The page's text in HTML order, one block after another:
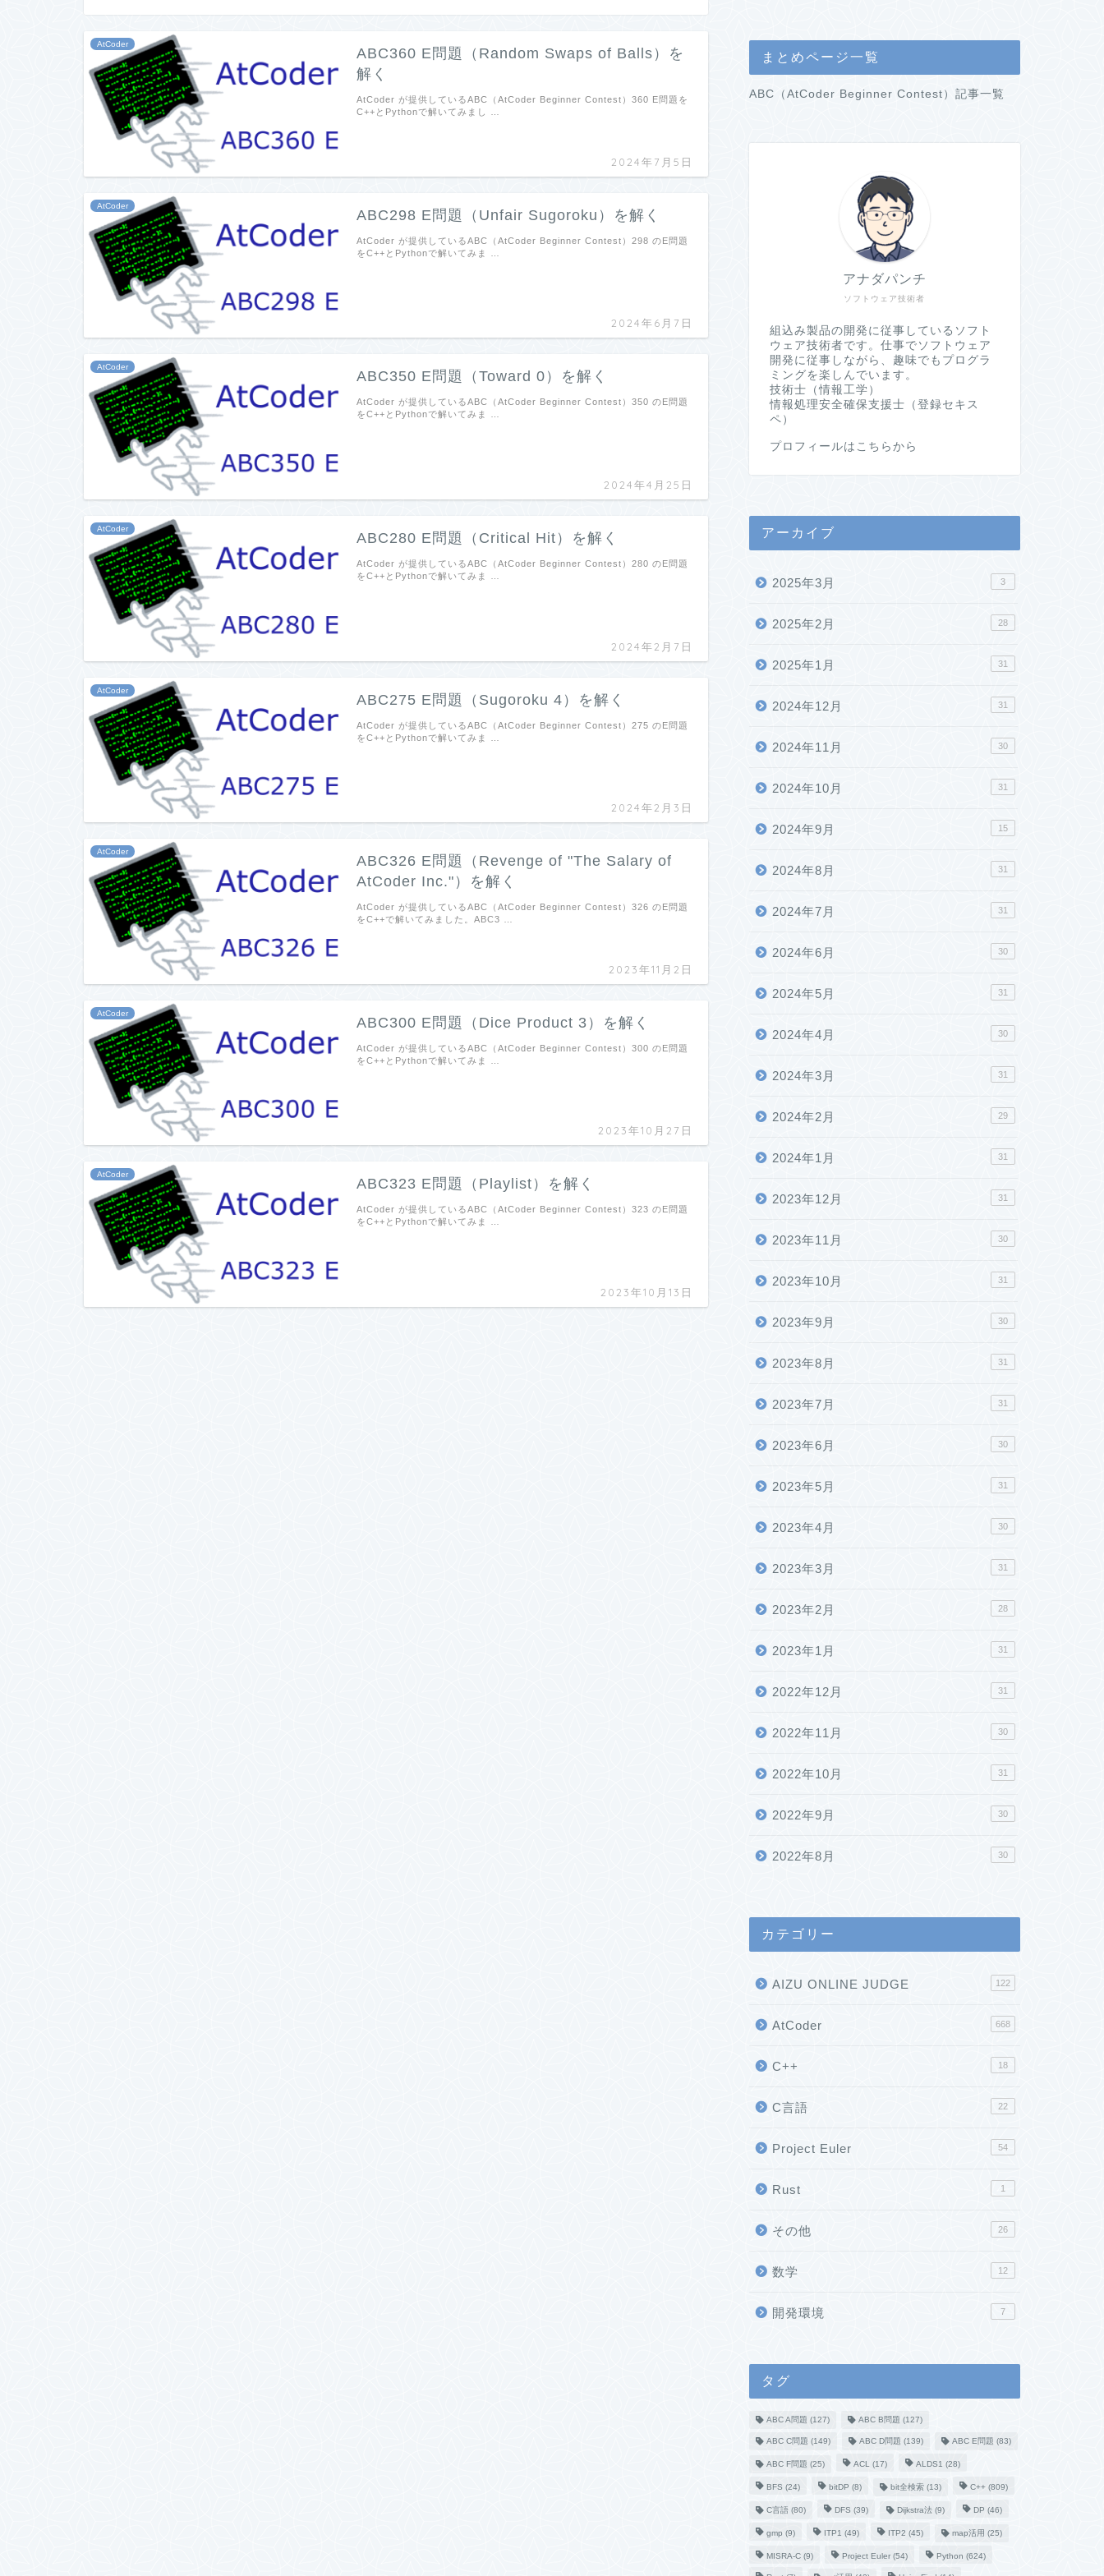
AtCoder
ABC360 E問題（Random Swaps of Balls）を
解く
2024年7月5日
AtCoder が提供しているABC（AtCoder Beginner Contest）360 E問題を
C++とPythonで解いてみまし …
AtCoder
ABC298 E問題（Unfair Sugoroku）を解く
2024年6月7日
AtCoder が提供しているABC（AtCoder Beginner Contest）298 のE問題
をC++とPythonで解いてみま …
AtCoder
ABC350 E問題（Toward 0）を解く
2024年4月25日
AtCoder が提供しているABC（AtCoder Beginner Contest）350 のE問題
をC++とPythonで解いてみま …
AtCoder
ABC280 E問題（Critical Hit）を解く
2024年2月7日
AtCoder が提供しているABC（AtCoder Beginner Contest）280 のE問題
をC++とPythonで解いてみま …
AtCoder
ABC275 E問題（Sugoroku 4）を解く
2024年2月3日
AtCoder が提供しているABC（AtCoder Beginner Contest）275 のE問題
をC++とPythonで解いてみま …
AtCoder
ABC326 E問題（Revenge of "The Salary of
AtCoder Inc."）を解く
2023年11月2日
AtCoder が提供しているABC（AtCoder Beginner Contest）326 のE問題
をC++で解いてみました。ABC3 …
AtCoder
ABC300 E問題（Dice Product 3）を解く
2023年10月27日
AtCoder が提供しているABC（AtCoder Beginner Contest）300 のE問題
をC++とPythonで解いてみま …
AtCoder
ABC323 E問題（Playlist）を解く
2023年10月13日
AtCoder が提供しているABC（AtCoder Beginner Contest）323 のE問題
をC++とPythonで解いてみま …
まとめページ一覧
ABC（AtCoder Beginner Contest）記事一覧
ソフトウェア技術者
アナダパンチ
組込み製品の開発に従事しているソフト
ウェア技術者です。仕事でソフトウェア
開発に従事しながら、趣味でもプログラ
ミングを楽しんでいます。
技術士（情報工学）
情報処理安全確保支援士（登録セキス
ペ）
プロフィールはこちらから
アーカイブ
2025年3月 3
2025年2月 28
2025年1月 31
2024年12月 31
2024年11月 30
2024年10月 31
2024年9月 15
2024年8月 31
2024年7月 31
2024年6月 30
2024年5月 31
2024年4月 30
2024年3月 31
2024年2月 29
2024年1月 31
2023年12月 31
2023年11月 30
2023年10月 31
2023年9月 30
2023年8月 31
2023年7月 31
2023年6月 30
2023年5月 31
2023年4月 30
2023年3月 31
2023年2月 28
2023年1月 31
2022年12月 31
2022年11月 30
2022年10月 31
2022年9月 30
2022年8月 30
カテゴリー
AIZU ONLINE JUDGE 122
AtCoder 668
C++ 18
C言語 22
Project Euler 54
Rust 1
その他 26
数学 12
開発環境 7
タグ
ABC A問題 (127) ABC B問題 (127)
ABC C問題 (149) ABC D問題 (139) ABC E問題 (83)
ABC F問題 (25) ACL (17) ALDS1 (28)
BFS (24) bitDP (8) bit全検索(13) C++(809)
C言語(80) DFS (39) Dijkstra法(9) DP (46)
gmp (9) ITP1 (49) ITP2 (45) map活用 (25)
MISRA-C(9) Project Euler(54) Python (624)